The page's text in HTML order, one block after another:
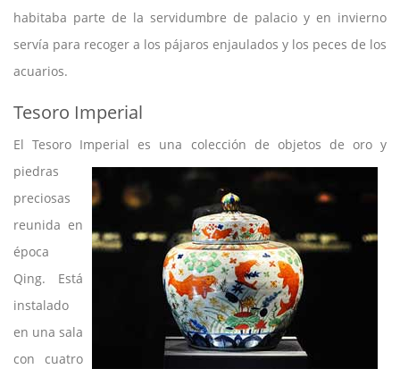
habitaba parte de la servidumbre de palacio y en invierno
servía para recoger a los pájaros enjaulados y los peces de los
acuarios.
Tesoro Imperial
El Tesoro Imperial es una colección de objetos de oro y
piedras
preciosas
reunida en
época
Qing. Está
instalado
en una sala
con cuatro